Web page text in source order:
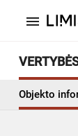
menu
Objekto